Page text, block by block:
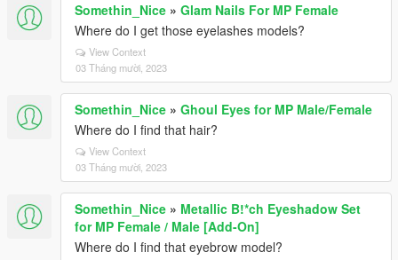
Somethin_Nice » Glam Nails For MP Female
Where do I get those eyelashes models?
View Context
03 Tháng mười, 2023
Somethin_Nice » Ghoul Eyes for MP Male/Female
Where do I find that hair?
View Context
03 Tháng mười, 2023
Somethin_Nice » Metallic B!*ch Eyeshadow Set
for MP Female / Male [Add-On]
Where do I find that eyebrow model?